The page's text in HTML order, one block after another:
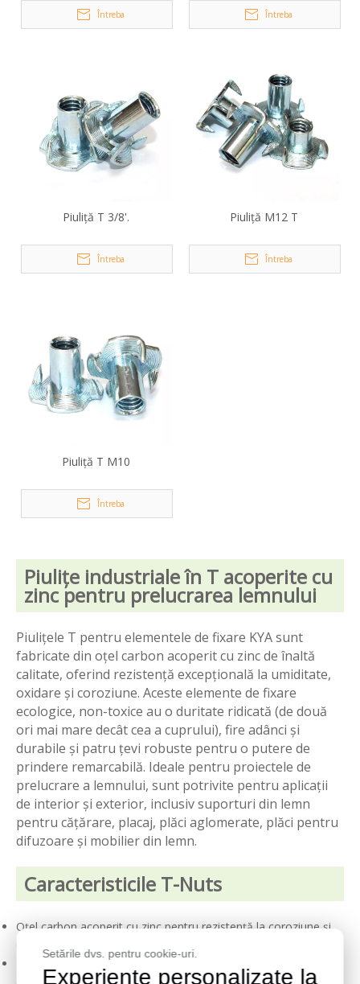
Întreba Întreba
Piuliță T 3/8'.
Întreba
Piuliță M12 T
Întreba
Piuliță T M10
Întreba
Piulițe industriale în T acoperite cu
zinc pentru prelucrarea lemnului
Piulițele T pentru elementele de fixare KYA sunt
fabricate din oțel carbon acoperit cu zinc de înaltă
calitate, oferind rezistență excepțională la umiditate,
oxidare și coroziune. Aceste elemente de fixare
ecologice, non-toxice au o duritate ridicată (de două
ori mai mare decât cea a cuprului), fire adânci și
durabile și patru țevi robuste pentru o putere de
prindere remarcabilă. Ideale pentru proiectele de
prelucrare a lemnului, sunt potrivite pentru aplicații
de interior și exterior, inclusiv suporturi din lemn
pentru cățărare, placaj, plăci aglomerate, plăci pentru
difuzoare și mobilier din lemn.
Caracteristicile T-Nuts
Oțel carbon acoperit cu zinc pentru rezistență la coroziune și
Duritate mare, de două ori mai mare decât a cuprului, pentru
Setările dvs. pentru cookie-uri.
Experiențe personalizate la